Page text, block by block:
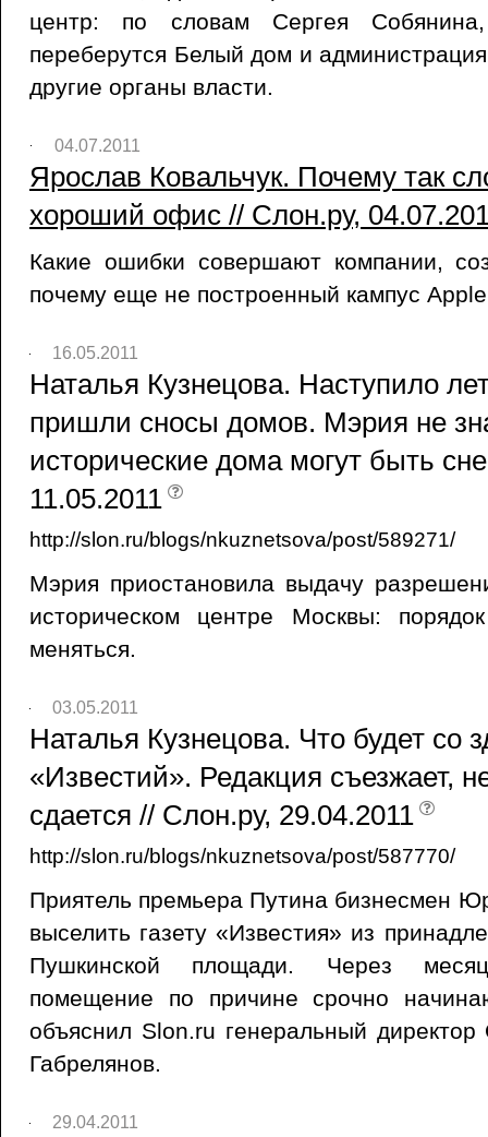
центр: по словам Сергея
переберутся Белый дом и
другие органы власти.
04.07.2011
Ярослав Ковальчук. Почему так
хороший офис // Слон.ру,
Какие ошибки совершают компании,
почему еще не построенный кампус
16.05.2011
Наталья Кузнецова. Наступило
пришли сносы домов. Мэрия не
исторические дома могут быть
11.05.2011
http://slon.ru/blogs/nkuznetsova/post/589271/
Мэрия приостановила выдачу
историческом центре Москвы:
меняться.
03.05.2011
Наталья Кузнецова. Что будет со
«Известий». Редакция съезжает,
сдается // Слон.ру, 29.04.2011
http://slon.ru/blogs/nkuznetsova/post/587770/
Приятель премьера Путина бизнесмен
выселить газету «Известия» из
Пушкинской площади. Через
помещение по причине срочно
объяснил Slon.ru генеральный
Габрелянов.
29.04.2011